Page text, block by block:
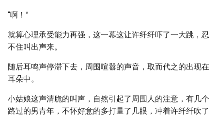
“啊！”
就算心理承受能力再强，这一幕这让许纤纤吓了一大跳，忍
不住叫出声来。
随后耳鸣声停滞下去，周围喧嚣的声音，取而代之的出现在
耳朵中。
小姑娘这声清脆的叫声，自然引起了周围人的注意，有几个
路过的男青年，不怀好意的多打量了几眼，冲着许纤纤吹了